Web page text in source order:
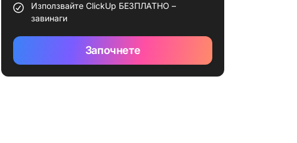
Използвайте ClickUp БЕЗПЛАТНО –
завинаги
Започнете